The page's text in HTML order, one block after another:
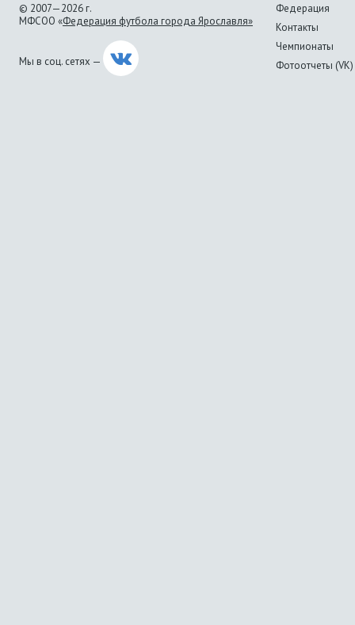
© 2007—2026 г.
МФСОО «Федерация футбола города Ярославля»
Мы в соц. сетях —
Федерация
Контакты
Чемпионаты
Фотоотчеты (VK)